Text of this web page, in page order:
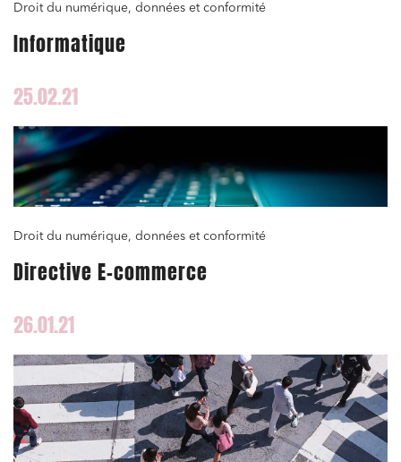
Droit du numérique, données et conformité
Informatique
25.02.21
Droit du numérique, données et conformité
Directive E-commerce
26.01.21